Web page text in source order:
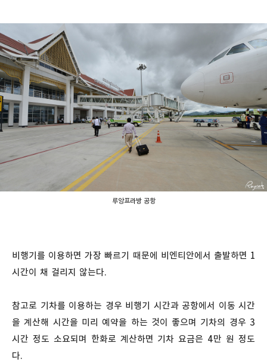
루앙프라방 공항
비행기를 이용하면 가장 빠르기 때문에 비엔티안에서 출발하면 1
시간이 채 걸리지 않는다.
참고로 기차를 이용하는 경우 비행기 시간과 공항에서 이동 시간
을 계산해 시간을 미리 예약을 하는 것이 좋으며 기차의 경우 3
시간 정도 소요되며 한화로 계산하면 기차 요금은 4만 원 정도
다.